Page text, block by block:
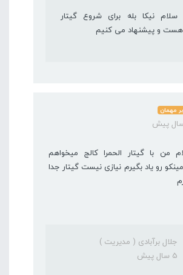
سلام نیکا بله برای شروع گیتار
و پیشنهاد می کنیم
مهمان
من با گیتار الحمرا کالج میخواهم
رو یاد بگیرم نیازی نیست گیتار جدا
جلال برآبادی ( مدیریت )
5 سال پیش